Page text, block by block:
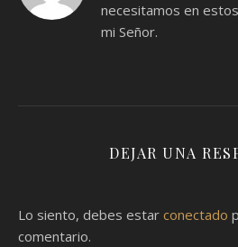
necesitamos en
mi Señor.
DEJAR UNA
Lo siento, debes estar conectado
comentario.